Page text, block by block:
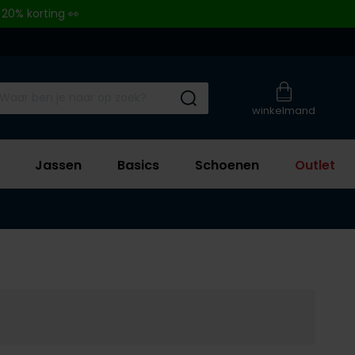
korting 👀
winkelmand
Submit search
Jassen Basics Schoenen Outlet